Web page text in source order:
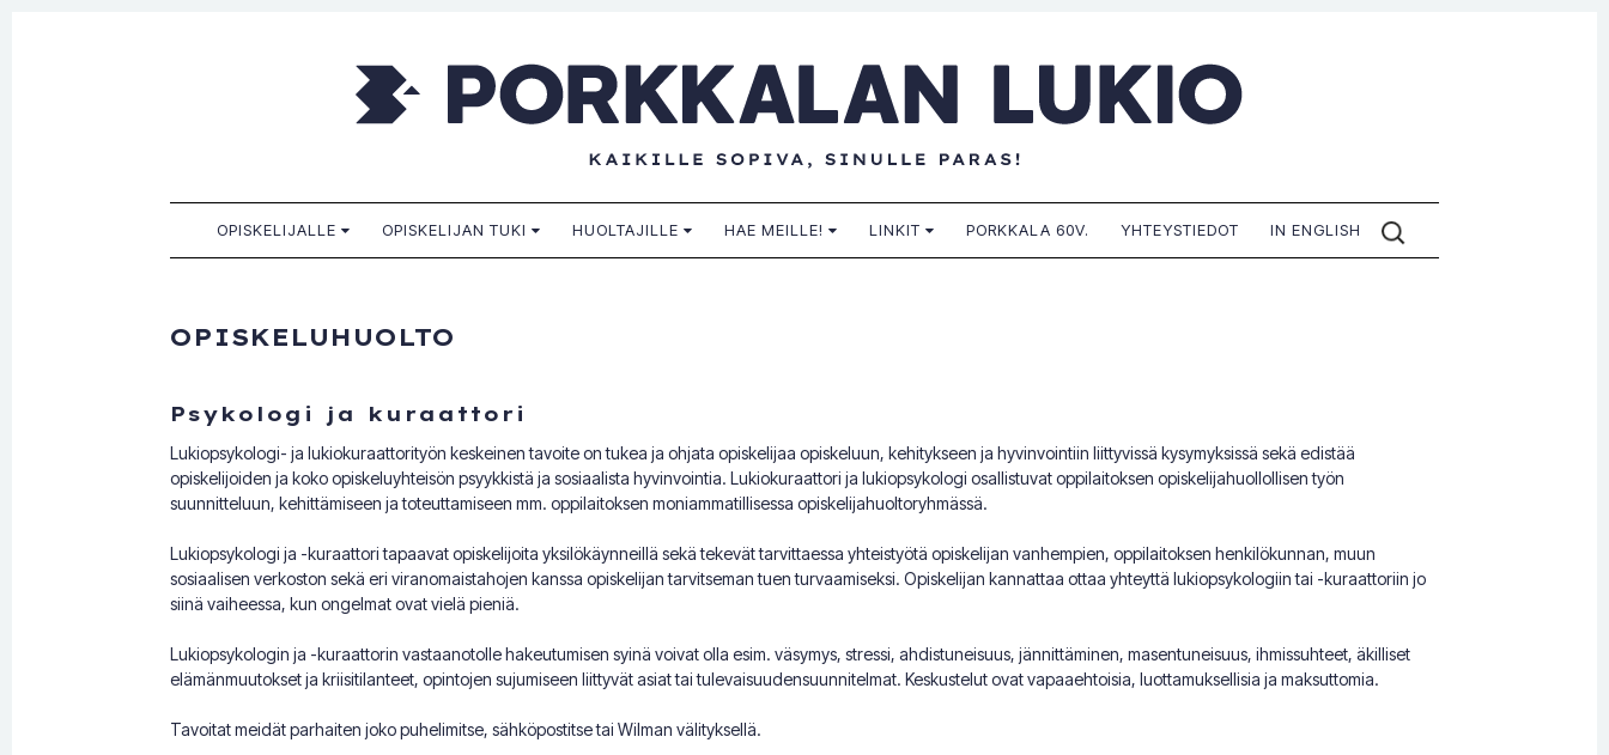
Porkkalan lukio
Kaikille sopiva, sinulle paras!
OPISKELIJALLE
OPISKELIJAN TUKI HUOLTAJILLE HAE MEILLE! LINKIT PORKKALA 60V. YHTEYSTIEDOT IN ENGLISH
ETSI
SIVUILTA:
OPISKELUHUOLTO
Psykologi ja kuraattori
Lukiopsykologi- ja lukiokuraattorityön keskeinen tavoite on tukea ja ohjata opiskelijaa opiskeluun, kehitykseen ja hyvinvointiin liittyvissä kysymyksissä sekä edistää
opiskelijoiden ja koko opiskeluyhteisön psyykkistä ja sosiaalista hyvinvointia. Lukiokuraattori ja lukiopsykologi osallistuvat oppilaitoksen opiskelijahuollollisen työn
suunnitteluun, kehittämiseen ja toteuttamiseen mm. oppilaitoksen moniammatillisessa opiskelijahuoltoryhmässä.
Lukiopsykologi ja -kuraattori tapaavat opiskelijoita yksilökäynneillä sekä tekevät tarvittaessa yhteistyötä opiskelijan vanhempien, oppilaitoksen henkilökunnan, muun
sosiaalisen verkoston sekä eri viranomaistahojen kanssa opiskelijan tarvitseman tuen turvaamiseksi. Opiskelijan kannattaa ottaa yhteyttä lukiopsykologiin tai -kuraattoriin jo
siinä vaiheessa, kun ongelmat ovat vielä pieniä.
Lukiopsykologin ja -kuraattorin vastaanotolle hakeutumisen syinä voivat olla esim. väsymys, stressi, ahdistuneisuus, jännittäminen, masentuneisuus, ihmissuhteet, äkilliset
elämänmuutokset ja kriisitilanteet, opintojen sujumiseen liittyvät asiat tai tulevaisuudensuunnitelmat. Keskustelut ovat vapaaehtoisia, luottamuksellisia ja maksuttomia.
Tavoitat meidät parhaiten joko puhelimitse, sähköpostitse tai Wilman välityksellä.